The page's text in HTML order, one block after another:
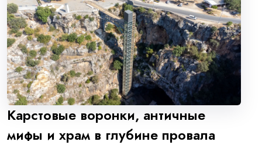
Карстовые воронки, античные
мифы и храм в глубине провала